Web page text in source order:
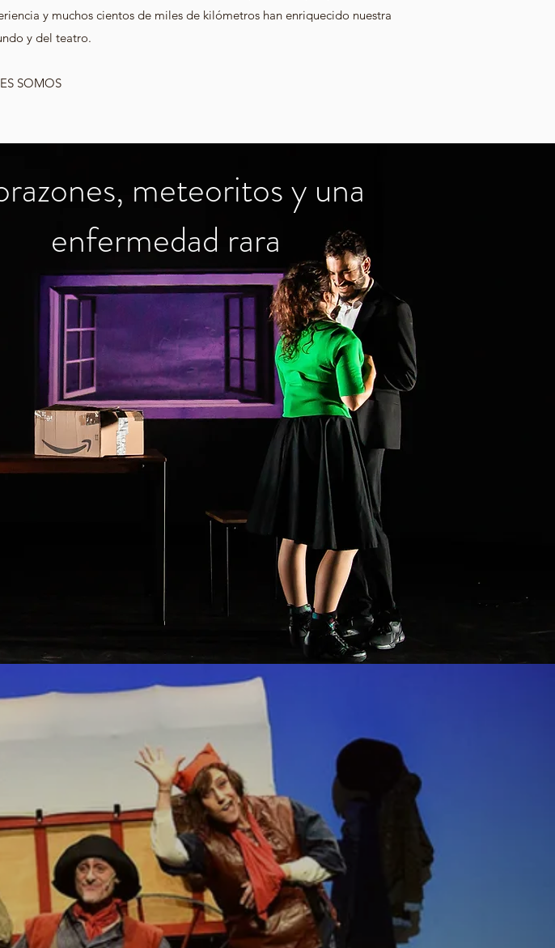
y muchos cientos de miles de kilómetros han enriquecido nuestra
y del teatro.
SOMOS
meteoritos y una
enfermedad rara